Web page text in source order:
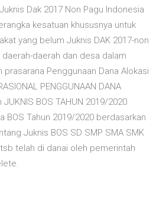
Dak 2017 Non Pagu Indonesia
kesatuan khususnya untuk
yang belum Juknis DAK 2017-non
daerah dan desa dalam
Penggunaan Dana Alokasi
PENGGUNAAN DANA
JUKNIS BOS TAHUN 2019/2020
BOS Tahun 2019/2020 berdasarkan
Juknis BOS SD SMP SMA SMK
telah di danai oleh pemerintah